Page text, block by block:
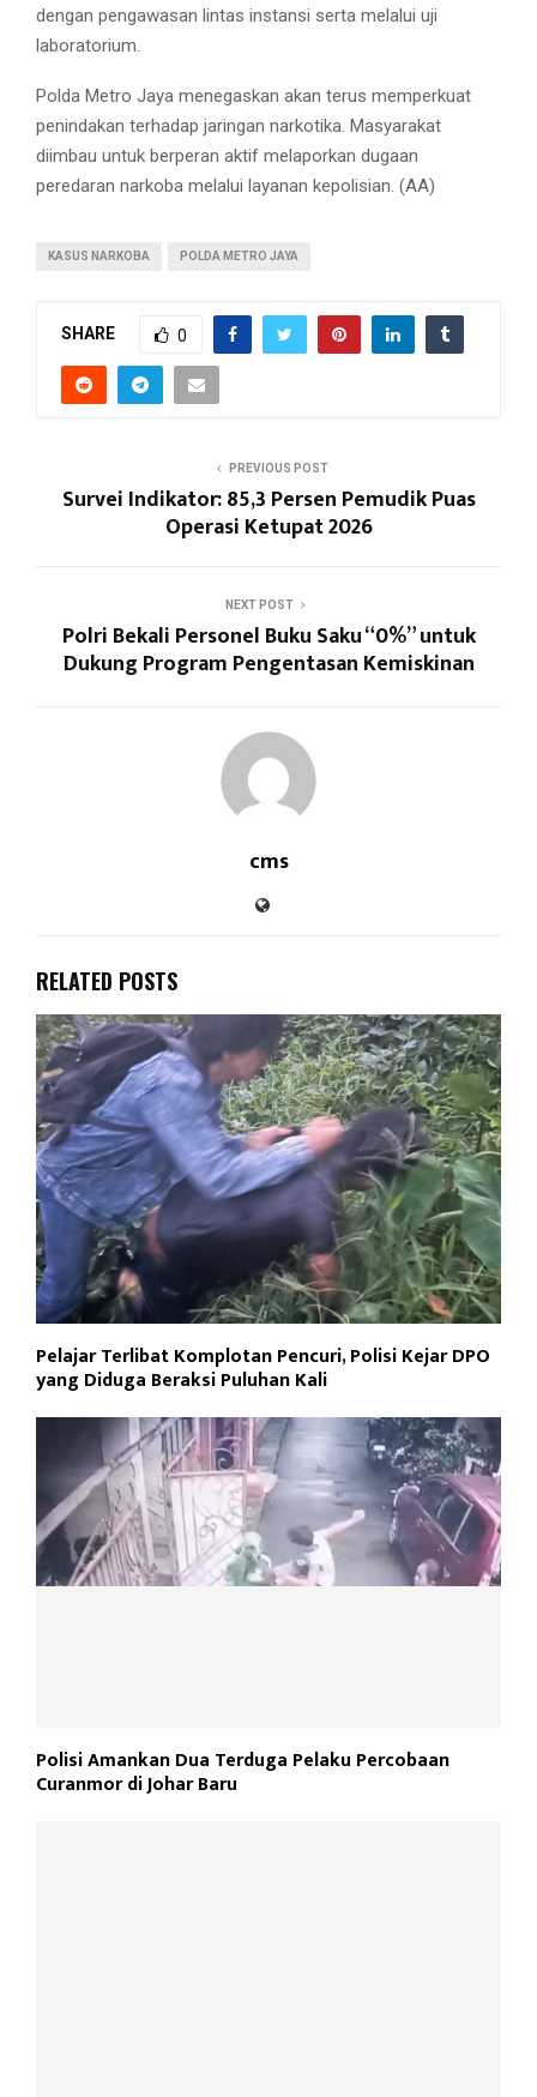
dengan pengawasan lintas instansi serta melalui uji
laboratorium.
Polda Metro Jaya menegaskan akan terus memperkuat
penindakan terhadap jaringan narkotika. Masyarakat
diimbau untuk berperan aktif melaporkan dugaan
peredaran narkoba melalui layanan kepolisian. (AA)
KASUS NARKOBA POLDA METRO JAYA
SHARE 0
PREVIOUS POST
Survei Indikator: 85,3 Persen Pemudik Puas
Operasi Ketupat 2026
NEXT POST
Polri Bekali Personel Buku Saku “0%” untuk
Dukung Program Pengentasan Kemiskinan
cms
RELATED POSTS
Pelajar Terlibat Komplotan Pencuri, Polisi Kejar DPO
yang Diduga Beraksi Puluhan Kali
Polisi Amankan Dua Terduga Pelaku Percobaan
Curanmor di Johar Baru